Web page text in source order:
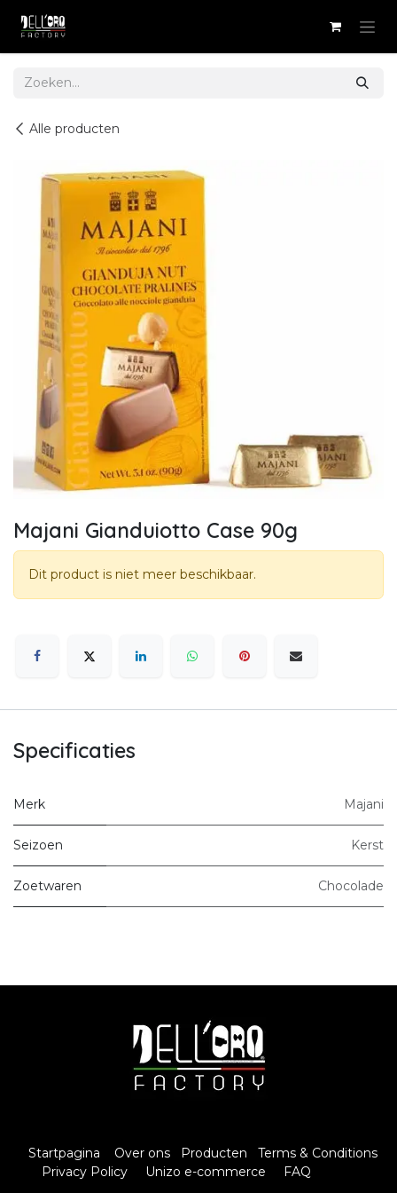
Alle producten
Majani Gianduiotto Case 90g
Dit product is niet meer beschikbaar.
Specificaties
Merk Majani
Seizoen Kerst
Zoetwaren Chocolade
Startpagina Over ons Producten
Terms & Conditions
Privacy Policy
Unizo e-commerce FAQ